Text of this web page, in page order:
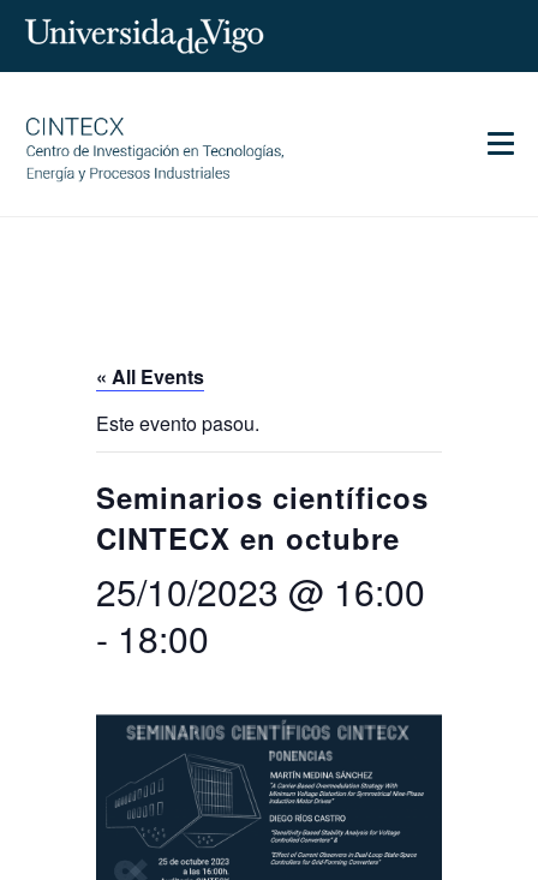
Services
Communication
Equality
ES Search
Search
for:
SEARCH
TwitterInstagramYoutubeLinkedin
« All Events
Este evento pasou.
Seminarios científicos
CINTECX en octubre
25/10/2023 @ 16:00
- 18:00